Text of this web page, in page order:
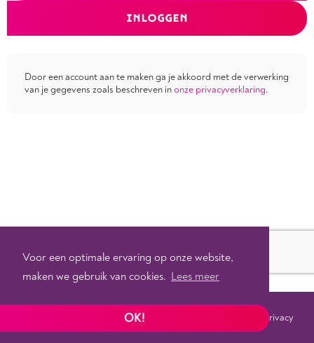
Voor een optimale ervaring op onze website,
maken we gebruik van cookies. Lees meer
OK!
INLOGGEN
Door een account aan te maken ga je akkoord met de verwerking
van je gegevens zoals beschreven inonze privacyverklaring.
Tixly Privacy